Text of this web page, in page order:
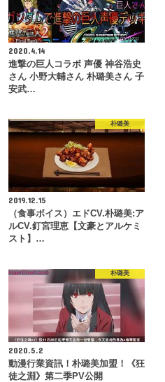
2020.4.14
進撃の巨人コラボ 声優 神谷浩史
さん 小野大輔さん 朴璐美さん 子
安武…
朴璐美
2019.12.15
（食事ボイス）エドCV.朴璐美:ア
ルCV.釘宮理恵【文豪とアルケミ
スト】…
朴璐美
2020.5.2
動漫行業資訊！朴璐美加盟！《狂
徒之淵》第二季PV公開